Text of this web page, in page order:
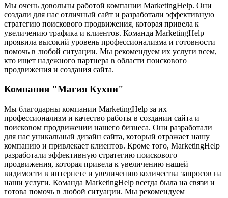
Мы очень довольны работой компании MarketingHelp. Они
создали для нас отличный сайт и разработали эффективную
стратегию поискового продвижения, которая привела к
увеличению трафика и клиентов. Команда MarketingHelp
проявила высокий уровень профессионализма и готовности
помочь в любой ситуации. Мы рекомендуем их услуги всем,
кто ищет надежного партнера в области поискового
продвижения и создания сайта.
Компания "Магия Кухни"
Мы благодарны компании MarketingHelp за их
профессионализм и качество работы в создании сайта и
поисковом продвижении нашего бизнеса. Они разработали
для нас уникальный дизайн сайта, который отражает нашу
компанию и привлекает клиентов. Кроме того, MarketingHelp
разработали эффективную стратегию поискового
продвижения, которая привела к увеличению нашей
видимости в интернете и увеличению количества запросов на
наши услуги. Команда MarketingHelp всегда была на связи и
готова помочь в любой ситуации. Мы рекомендуем